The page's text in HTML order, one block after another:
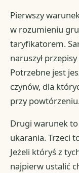
Pierwszy
w rozumieniu
taryfikatorem.
naruszył
Potrzebne jest
czynów, dla
przy
Drugi warunek
ukarania. Trzeci
Jeżeli któryś z
najpierw ustalić